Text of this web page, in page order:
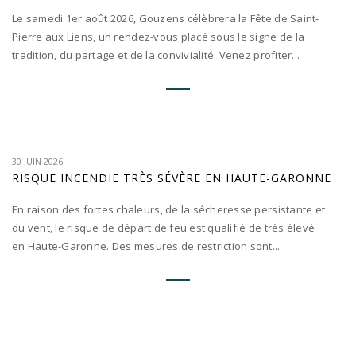
Le samedi 1er août 2026, Gouzens célèbrera la Fête de Saint-
Pierre aux Liens, un rendez-vous placé sous le signe de la
tradition, du partage et de la convivialité. Venez profiter...
30 JUIN 2026
RISQUE INCENDIE TRÈS SÉVÈRE EN HAUTE-GARONNE
En raison des fortes chaleurs, de la sécheresse persistante et
du vent, le risque de départ de feu est qualifié de très élevé
en Haute-Garonne. Des mesures de restriction sont...